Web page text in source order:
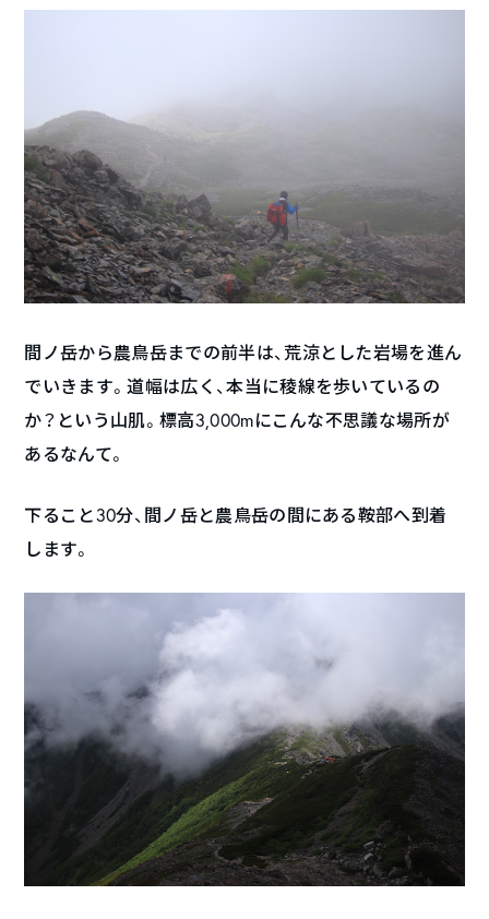
間ノ岳から農鳥岳までの前半は、荒涼とした岩場を進ん
でいきます。道幅は広く、本当に稜線を歩いているの
か？という山肌。標高3,000mにこんな不思議な場所が
あるなんて。
下ること30分、間ノ岳と農鳥岳の間にある鞍部へ到着
します。